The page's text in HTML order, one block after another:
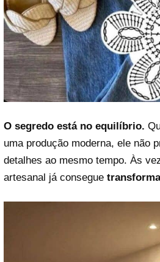
O segredo está no equilíbrio.
uma produção moderna, ele não
detalhes ao mesmo tempo. Às
artesanal já consegue